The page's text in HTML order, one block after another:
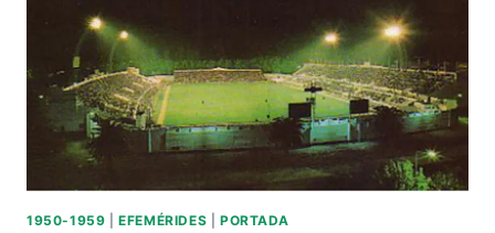
1950-1959 |EFEMÉRIDES PORTADA